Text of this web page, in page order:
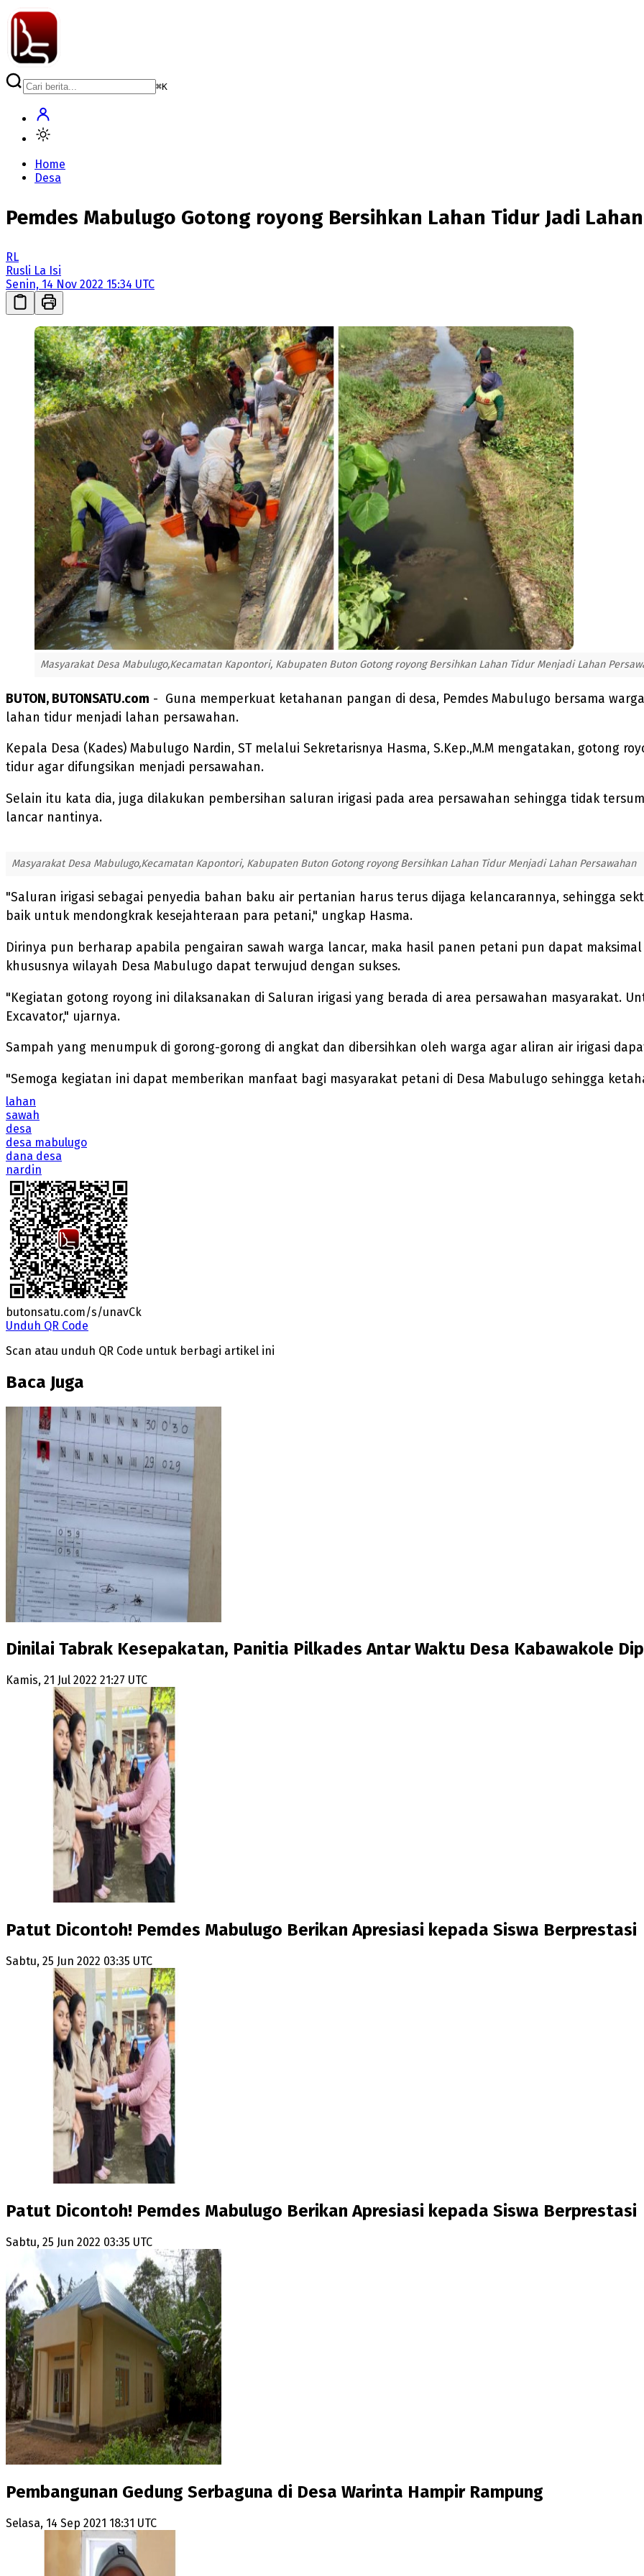
⌘K
Home
Desa
Pemdes Mabulugo Gotong royong Bersihkan Lahan Tidur Jadi
RL
Rusli La Isi
Senin, 14 Nov 2022 15:34 UTC
Masyarakat Desa Mabulugo,Kecamatan Kapontori, Kabupaten Buton Gotong royong Bersihkan Lahan Tidur Menjadi Lahan
BUTON, BUTONSATU.com - Guna memperkuat ketahanan pangan di desa, Pemdes Mabulugo bersama
lahan tidur menjadi lahan persawahan.
Kepala Desa (Kades) Mabulugo Nardin, ST melalui Sekretarisnya Hasma, S.Kep.,M.M mengatakan, gotong
tidur agar difungsikan menjadi persawahan.
Selain itu kata dia, juga dilakukan pembersihan saluran irigasi pada area persawahan sehingga tidak
lancar nantinya.
Masyarakat Desa Mabulugo,Kecamatan Kapontori, Kabupaten Buton Gotong royong Bersihkan Lahan Tidur Menjadi Lahan Persawahan
"Saluran irigasi sebagai penyedia bahan baku air pertanian harus terus dijaga kelancarannya, sehingga
baik untuk mendongkrak kesejahteraan para petani," ungkap Hasma.
Dirinya pun berharap apabila pengairan sawah warga lancar, maka hasil panen petani pun dapat
khususnya wilayah Desa Mabulugo dapat terwujud dengan sukses.
"Kegiatan gotong royong ini dilaksanakan di Saluran irigasi yang berada di area persawahan masyarakat.
Excavator," ujarnya.
Sampah yang menumpuk di gorong-gorong di angkat dan dibersihkan oleh warga agar aliran air irigasi
"Semoga kegiatan ini dapat memberikan manfaat bagi masyarakat petani di Desa Mabulugo sehingga
lahan
sawah
desa
desa mabulugo
dana desa
nardin
butonsatu.com/s/unavCk
Unduh QR Code
Scan atau unduh QR Code untuk berbagi artikel ini
Baca Juga
Dinilai Tabrak Kesepakatan, Panitia Pilkades Antar Waktu Desa Kabawakole
Kamis, 21 Jul 2022 21:27 UTC
Patut Dicontoh! Pemdes Mabulugo Berikan Apresiasi kepada Siswa Berprestasi
Sabtu, 25 Jun 2022 03:35 UTC
Patut Dicontoh! Pemdes Mabulugo Berikan Apresiasi kepada Siswa Berprestasi
Sabtu, 25 Jun 2022 03:35 UTC
Pembangunan Gedung Serbaguna di Desa Warinta Hampir Rampung
Selasa, 14 Sep 2021 18:31 UTC